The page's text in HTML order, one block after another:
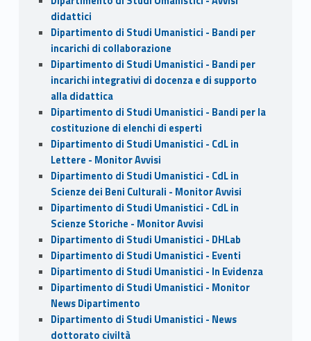
didattici
Dipartimento di Studi Umanistici - Bandi per
incarichi di collaborazione
Dipartimento di Studi Umanistici - Bandi per
incarichi integrativi di docenza e di supporto
alla didattica
Dipartimento di Studi Umanistici - Bandi per la
costituzione di elenchi di esperti
Dipartimento di Studi Umanistici - CdL in
Lettere - Monitor Avvisi
Dipartimento di Studi Umanistici - CdL in
Scienze dei Beni Culturali - Monitor Avvisi
Dipartimento di Studi Umanistici - CdL in
Scienze Storiche - Monitor Avvisi
Dipartimento di Studi Umanistici - DHLab
Dipartimento di Studi Umanistici - Eventi
Dipartimento di Studi Umanistici - In Evidenza
Dipartimento di Studi Umanistici - Monitor
News Dipartimento
Dipartimento di Studi Umanistici - News
dottorato civiltà